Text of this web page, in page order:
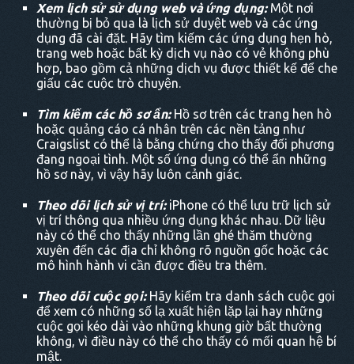
Xem lịch sử sử dụng web và ứng dụng:Một nơi
thường bị bỏ qua là lịch sử duyệt web và các ứng
dụng đã cài đặt. Hãy tìm kiếm các ứng dụng hẹn hò,
trang web hoặc bất kỳ dịch vụ nào có vẻ không phù
hợp, bao gồm cả những dịch vụ được thiết kế để che
giấu các cuộc trò chuyện.
Tìm kiếm các hồ sơ ẩn:Hồ sơ trên các trang hẹn hò
hoặc quảng cáo cá nhân trên các nền tảng như
Craigslist có thể là bằng chứng cho thấy đối phương
đang ngoại tình. Một số ứng dụng có thể ẩn những
hồ sơ này, vì vậy hãy luôn cảnh giác.
Theo dõi lịch sử vị trí:iPhone có thể lưu trữ lịch sử
vị trí thông qua nhiều ứng dụng khác nhau. Dữ liệu
này có thể cho thấy những lần ghé thăm thường
xuyên đến các địa chỉ không rõ nguồn gốc hoặc các
mô hình hành vi cần được điều tra thêm.
Theo dõi cuộc gọi:Hãy kiểm tra danh sách cuộc gọi
để xem có những số lạ xuất hiện lặp lại hay những
cuộc gọi kéo dài vào những khung giờ bất thường
không, vì điều này có thể cho thấy có mối quan hệ bí
mật.